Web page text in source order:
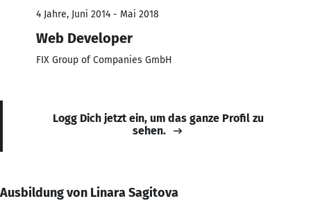
4 Jahre, Juni 2014 - Mai 2018
Web Developer
FIX Group of Companies GmbH
Logg Dich jetzt ein, um das ganze Profil zu
sehen.
Ausbildung von Linara Sagitova